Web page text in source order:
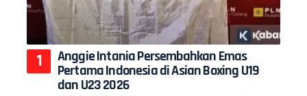
Anggie Intania Persembahkan Emas
Pertama Indonesia di Asian Boxing U19
dan U23 2026